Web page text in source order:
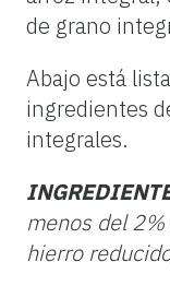
de grano
Abajo está
ingredientes
integrales.
menos del
hierro